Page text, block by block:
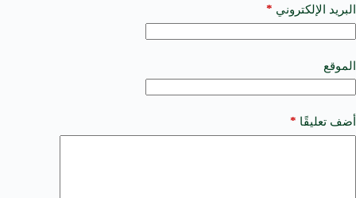
البريد الإلكتروني *
الموقع
أضف تعليقًا *
a
t
i
e
: